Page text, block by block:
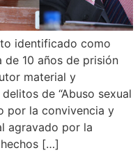
identificado como
de 10 años de prisión
material y
de “Abuso sexual
por la convivencia y
agravado por la
[…]